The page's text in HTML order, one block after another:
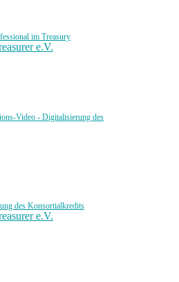
im Treasury
e.V.
Video - Digitalisierung des
des Konsortialkredits
e.V.